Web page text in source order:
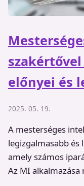
előnyei és
2025. 05. 19.
A mesterséges
legizgalmasabb
amely számos
Az MI